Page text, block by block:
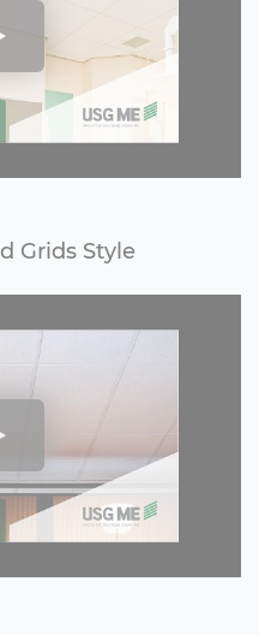
Grids Style